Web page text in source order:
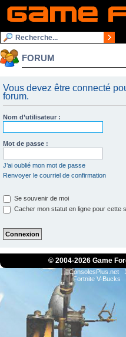
FORUM
Vous devez être connecté
forum.
Nom d’utilisateur :
Mot de passe :
J’ai oublié mon mot de passe
Renvoyer le courriel de confirmation
Se souvenir de moi
Cacher mon statut en ligne pour cette
© 2004-2026 Game
ConsolesPlus.net
Fortnite V-Bucks